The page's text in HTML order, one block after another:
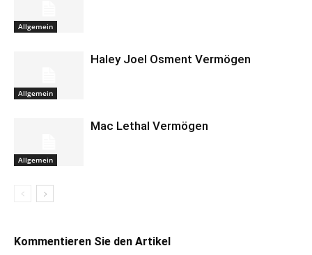
Allgemein
Allgemein
Haley Joel Osment Vermögen
Allgemein
Mac Lethal Vermögen
Kommentieren Sie den Artikel